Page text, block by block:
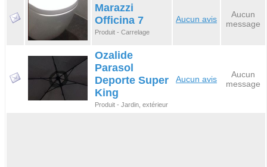
Marazzi
Officina 7
Produit - Carrelage
Aucun avis
Aucun
message
Ozalide
Parasol
Deporte Super
King
Produit - Jardin, extérieur
Aucun avis
Aucun
message